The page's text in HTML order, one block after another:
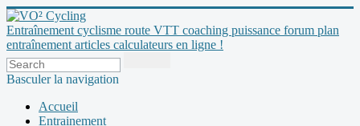
Entraînement cyclisme route VTT coaching puissance forum plan
entraînement articles calculateurs en ligne !
Basculer la navigation
Accueil
Entrainement